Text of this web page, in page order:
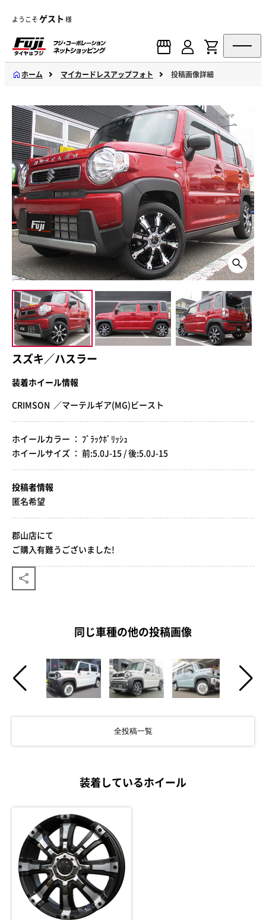
ようこそゲスト 様
ホーム マイカードレスアップフォト 投稿画像詳細
スズキ／ハスラー
装着ホイール情報
CRIMSON ／マーテルギア(MG)ビースト
ホイールカラー ： ﾌﾞﾗｯｸﾎﾟﾘｯｼｭ
ホイールサイズ ： 前:5.0J-15 / 後:5.0J-15
投稿者情報
匿名希望
郡山店にて
ご購入有難うございました!
同じ車種の他の投稿画像
全投稿一覧
装着しているホイール